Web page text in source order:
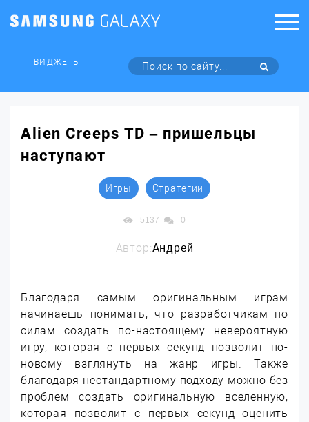
ВИДЖЕТЫ
Alien Creeps TD – пришельцы
наступают
Игры Стратегии
5137 0
Автор:Андрей
Благодаря самым оригинальным играм
начинаешь понимать, что разработчикам по
силам создать по-настоящему невероятную
игру, которая с первых секунд позволит по-
новому взглянуть на жанр игры. Также
благодаря нестандартному подходу можно без
проблем создать оригинальную вселенную,
которая позволит с первых секунд оценить